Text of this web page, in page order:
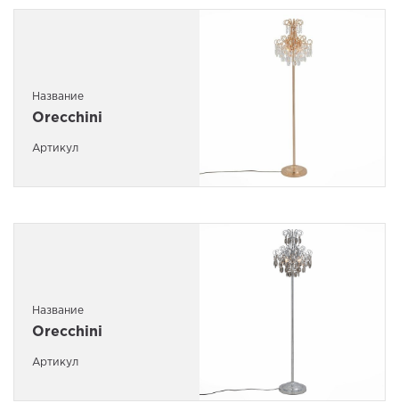
Название
Orecchini
Артикул
Название
Orecchini
Артикул